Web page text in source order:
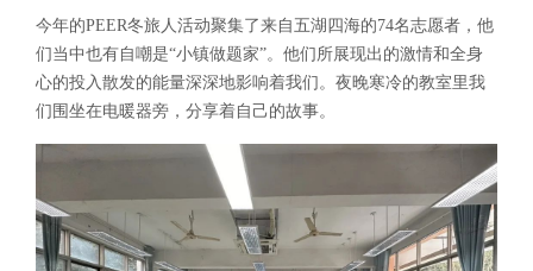
今年的PEER冬旅人活动聚集了来自五湖四海的74名志愿者，他
们当中也有自嘲是“小镇做题家”。他们所展现出的激情和全身
心的投入散发的能量深深地影响着我们。夜晚寒冷的教室里我
们围坐在电暖器旁，分享着自己的故事。